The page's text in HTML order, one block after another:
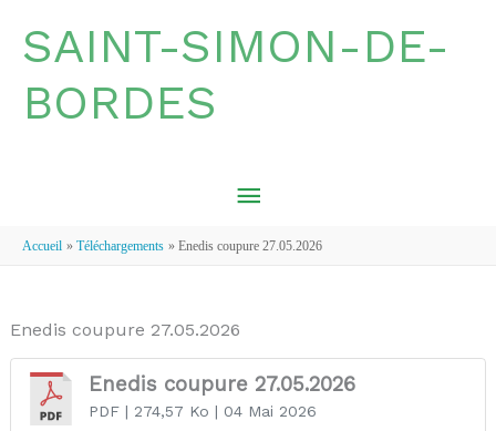
SAINT-SIMON-DE-
BORDES
MENU
PRINCIPAL
Accueil Téléchargements Enedis coupure 27.05.2026
Enedis coupure 27.05.2026
Enedis coupure 27.05.2026
PDF| 274,57 Ko | 04 Mai 2026